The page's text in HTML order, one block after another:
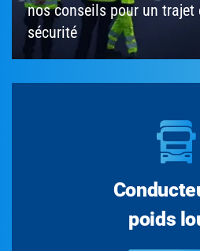
nos conseils pour un trajet
sécurité
poids